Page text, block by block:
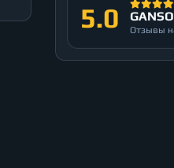
5.0 Отзывы